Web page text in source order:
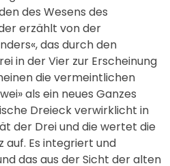
des Wesens des
erzählt von der
das durch den
in der Vier zur Erscheinung
die vermeintlichen
als ein neues Ganzes
Dreieck verwirklicht in
der Drei und die wertet die
auf. Es integriert und
das aus der Sicht der alten